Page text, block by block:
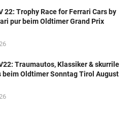
22: Trophy Race for Ferrari Cars by
pur beim Oldtimer Grand Prix
Traumautos, Klassiker & skurrile
Oldtimer Sonntag Tirol August